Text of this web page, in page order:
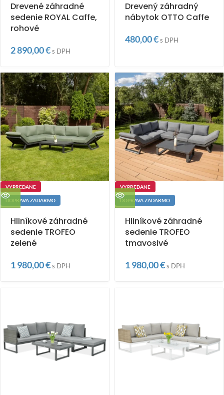
Drevené záhradné
sedenie ROYAL Caffe,
rohové
2 890,00€s DPH
Drevený záhradný
nábytok OTTO Caffe
480,00€s DPH
VYPREDANÉ
DOPRAVA ZADARMO
Hliníkové záhradné
sedenie TROFEO
zelené
1 980,00€s DPH
VYPREDANÉ
DOPRAVA ZADARMO
Hliníkové záhradné
sedenie TROFEO
tmavosivé
1 980,00€s DPH